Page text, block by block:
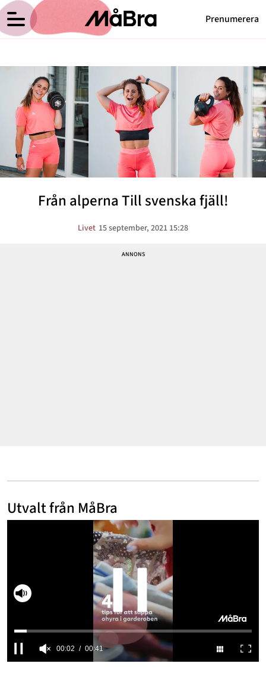
Prenumerera
Medicin
Psykologi
Vikt
Relationer
Nyttig mat
Anna Haags blogg Meny
Hem
Om Anna
Kategorier
Arkiv
Kontakt
Från alperna Till svenska fjäll!
Livet 15 september, 2021 15:28
Utvalt från MåBra